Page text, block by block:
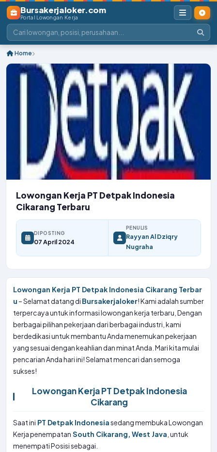
Bursakerjaloker.com
Portal Lowongan Kerja
Home
Lowongan Kerja PT Detpak Indonesia
Cikarang Terbaru
DIPOSTING
07 April 2024
PENULIS
Rayyan Al Dziqry
Nugraha
Lowongan Kerja PT Detpak Indonesia Cikarang Terbar
u – Selamat datang di Bursakerjaloker! Kami adalah sumber
terpercaya untuk informasi lowongan kerja terbaru, Dengan
berbagai pilihan pekerjaan dari berbagai industri, kami
berdedikasi untuk membantu Anda menemukan pekerjaan
yang sesuai dengan keahlian dan minat Anda. Mari kita mulai
pencarian Anda hari ini! Selamat mencari dan semoga
sukses!
Lowongan Kerja PT Detpak Indonesia
Cikarang
Saat ini PT Detpak Indonesiasedang membuka Lowongan
Kerja penempatan South Cikarang, West Java , untuk
menempati Posisi sebagai.